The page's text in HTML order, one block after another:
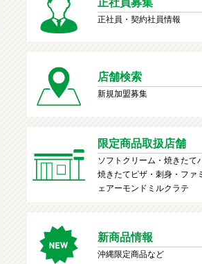
正社員・契約社員情報
店舗検索
新規加盟募集
限定商品取扱店舗
ソフトクリーム・焼きたて
焼きたてピザ・刺身・ファ
ェアーモンドミルクラテ
新商品情報
沖縄限定商品など